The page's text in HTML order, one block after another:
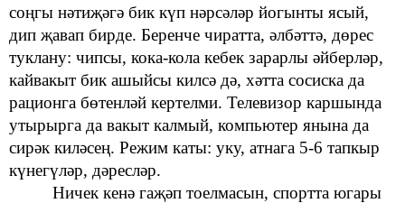
соңгы нәтиҗәгә бик күп нәрсәләр йогынты ясый,
дип җавап бирде. Беренче чиратта, әлбәттә, дөрес
туклану: чипсы, кока-кола кебек зарарлы әйберләр,
кайвакыт бик ашыйсы килсә дә, хәтта сосиска да
рационга бөтенләй кертелми. Телевизор каршында
утырырга да вакыт калмый, компьютер янына да
сирәк киләсең. Режим каты: уку, атнага 5-6 тапкыр
күнегүләр, дәресләр.
Ничек кенә гаҗәп тоелмасын, спортта югары